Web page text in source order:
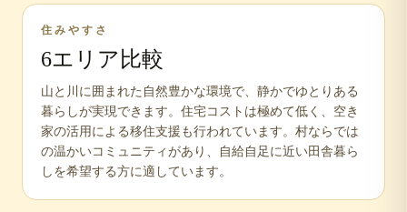
住みやすさ
6エリア比較
山と川に囲まれた自然豊かな環境で、静かでゆとりある
暮らしが実現できます。住宅コストは極めて低く、空き
家の活用による移住支援も行われています。村ならでは
の温かいコミュニティがあり、自給自足に近い田舎暮ら
しを希望する方に適しています。